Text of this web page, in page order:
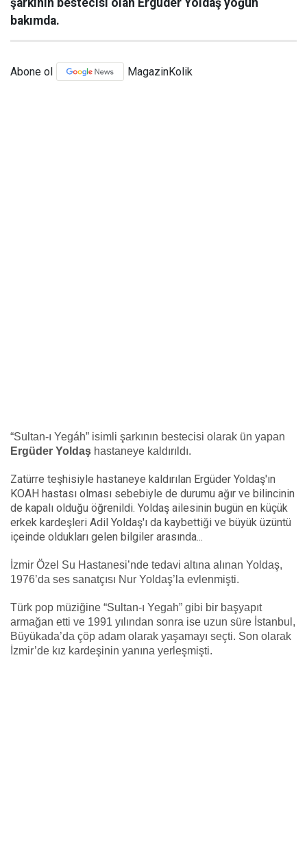
şarkının bestecisi olan Ergüder Yoldaş yoğun
bakımda.
Abone ol MagazinKolik
“Sultan-ı Yegáh” isimli şarkının bestecisi olarak ün yapan
Ergüder Yoldaş hastaneye kaldırıldı.
Zatürre teşhisiyle hastaneye kaldırılan Ergüder Yoldaş'ın
KOAH hastası olması sebebiyle de durumu ağır ve bilincinin
de kapalı olduğu öğrenildi. Yoldaş ailesinin bugün en küçük
erkek kardeşleri Adil Yoldaş'ı da kaybettiği ve büyük üzüntü
içeinde oldukları gelen bilgiler arasında...
İzmir Özel Su Hastanesi’nde tedavi altına alınan Yoldaş,
1976’da ses sanatçısı Nur Yoldaş’la evlenmişti.
Türk pop müziğine “Sultan-ı Yegah” gibi bir başyapıt
armağan etti ve 1991 yılından sonra ise uzun süre İstanbul,
Büyükada’da çöp adam olarak yaşamayı seçti. Son olarak
İzmir’de kız kardeşinin yanına yerleşmişti.